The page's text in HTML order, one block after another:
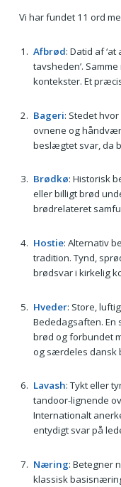
Vi har fundet 11 ord
Afbrød: Datid af ‘at
tavsheden’.
kontekster. Et
Bageri: Stedet
ovnene og
beslægtet svar, da
Brødkø: Historisk
eller billigt brød
brødrelateret
Hostie: Alternativ
tradition. Tynd,
brødsvar i kirkelig
Hveder: Store,
Bededagsaften.
brød og forbundet
og særdeles dansk
Lavash: Tykt eller
tandoor-lignende
Internationalt
entydigt svar på
Næring: Betegner
klassisk